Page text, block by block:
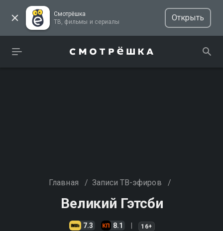
Смотрёшка
ТВ, фильмы и сериалы
Открыть
Главная / Записи ТВ-эфиров /
Великий Гэтсби
7.3 8.1 16+